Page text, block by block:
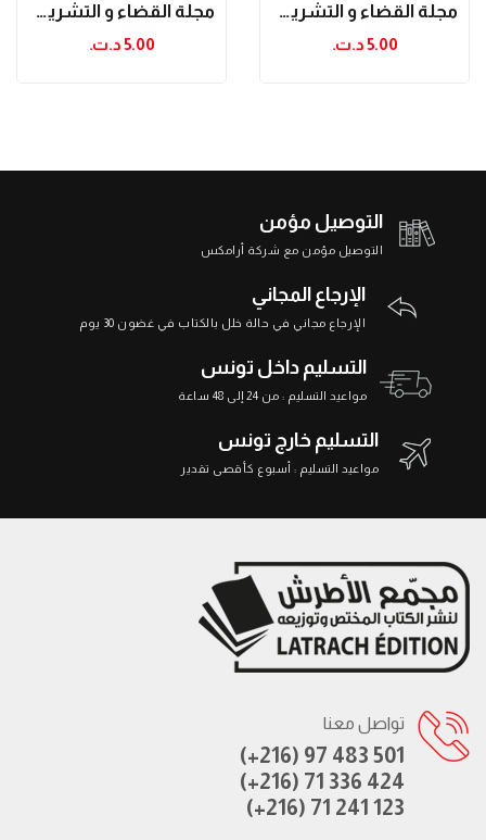
مجلة القضاء و التشريع فيفري 2010
5.00 د.ت.‏
مجلة القضاء و التشريع مارس 2010
5.00 د.ت.‏
التوصيل مؤمن
التوصيل مؤمن مع شركة أرامكس
الإرجاع المجاني
الإرجاع مجاني في حالة خلل بالكتاب في غضون 30 يوم
التسليم داخل تونس
مواعيد التسليم : من 24 إلى 48 ساعة
التسليم خارج تونس
مواعيد التسليم : أسبوع كأقصى تقدير
تواصل معنا
(+216) 97 483 501
(+216) 71 336 424
(+216) 71 241 123